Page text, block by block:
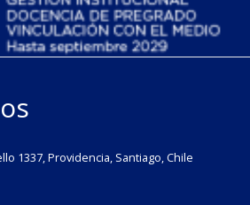
1337, Providencia, Santiago, Chile